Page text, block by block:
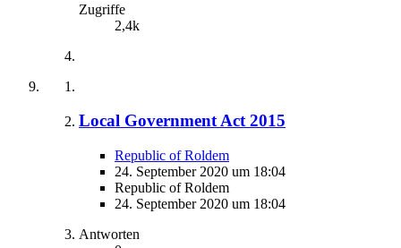
Zugriffe
2,4k
Local Government Act 2015
Republic of Roldem
24. September 2020 um 18:04
Republic of Roldem
24. September 2020 um 18:04
Antworten